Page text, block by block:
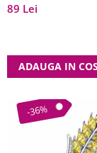
89 Lei
ADAUGA IN
-36%